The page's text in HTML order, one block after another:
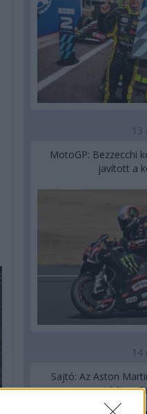
13
MotoGP: Bezzecchi
javított a
14
Sajtó: Az Aston
utódja a